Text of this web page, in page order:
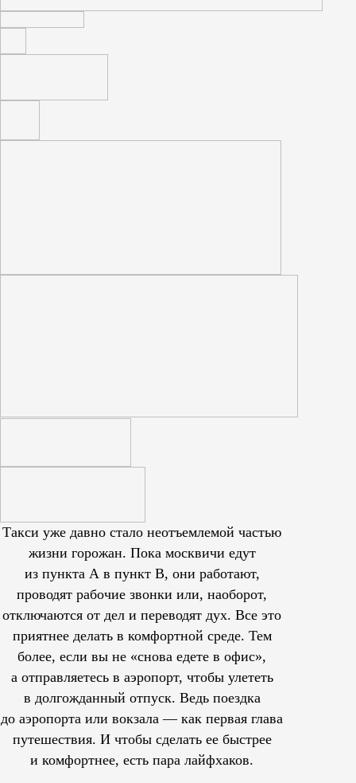
Такси уже давно стало неотъемлемой частью
жизни горожан. Пока москвичи едут
из пункта А в пункт В, они работают,
проводят рабочие звонки или, наоборот,
отключаются от дел и переводят дух. Все это
приятнее делать в комфортной среде. Тем
более, если вы не «снова едете в офис»,
а отправляетесь в аэропорт, чтобы улететь
в долгожданный отпуск. Ведь поездка
до аэропорта или вокзала — как первая глава
путешествия. И чтобы сделать ее быстрее
и комфортнее, есть пара лайфхаков.